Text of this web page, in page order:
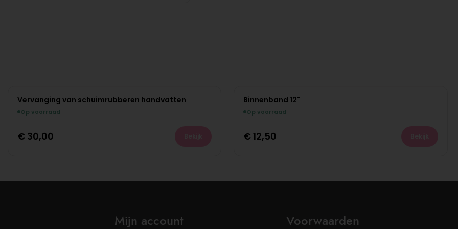
Vervanging van schuimrubberen handvatten
Op voorraad
€ 30,00
Binnenband 12"
Op voorraad
€ 12,50
Mijn account Voorwaarden